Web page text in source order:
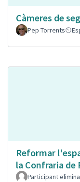
Càmeres de
Pep Torrents
Reformar
la Confraria de
Participant